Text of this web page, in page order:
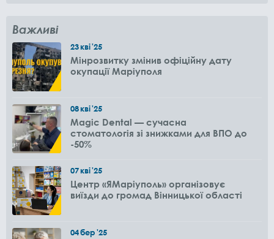
Важливі
23кві'25
Мінрозвитку змінив офіційну дату
окупації Маріуполя
08кві'25
Magic Dental — сучасна
стоматологія зі знижками для ВПО до
-50%
07кві'25
Центр «ЯМаріуполь» організовує
виїзди до громад Вінницької області
04бер'25